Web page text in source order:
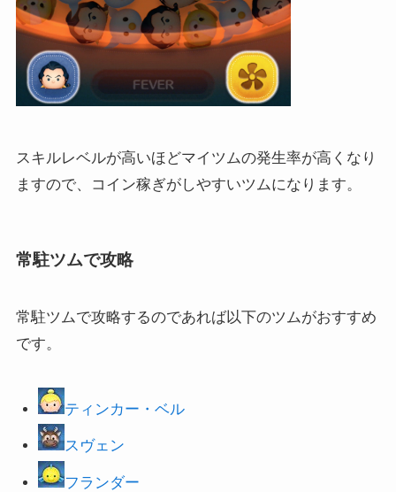
スキルレベルが高いほどマイツムの発生率が高くなり
ますので、コイン稼ぎがしやすいツムになります。
常駐ツムで攻略
常駐ツムで攻略するのであれば以下のツムがおすすめ
です。
ティンカー・ベル
スヴェン
フランダー